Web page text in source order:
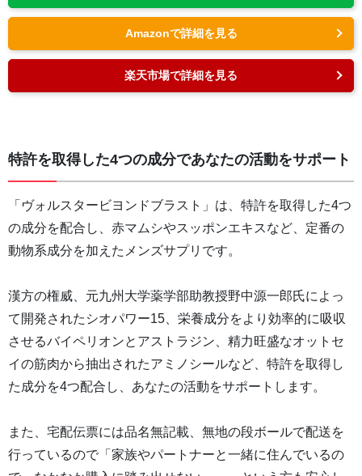
Amazonで詳細を見る
楽天市場で詳細を見る
特許を取得した4つの成分であなたの活動をサポート
「ヴォルスタービヨンドブラスト」は、特許を取得した4つ
の成分を配合し、赤マムシやスッポンエキスなど、定番の
動物系成分を加えたメンズサプリです。
漢方の権威、元九州大学薬学部助教授野中源一郎氏によっ
て開発されたシオパワー15、栄養成分をより効率的に吸収
させるバイペリオンとアストラジン、精力旺盛なオットセ
イの筋肉から抽出されたアミノシールなど、特許を取得し
た成分を4つ配合し、あなたの活動をサポートします。
また、宅配伝票には品名無記載、無地の段ボールで配送を
行っているので「家族やパートナーと一緒に住んでいるの